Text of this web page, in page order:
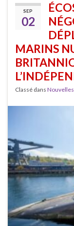
SEP
02
MARINS
Classé dans